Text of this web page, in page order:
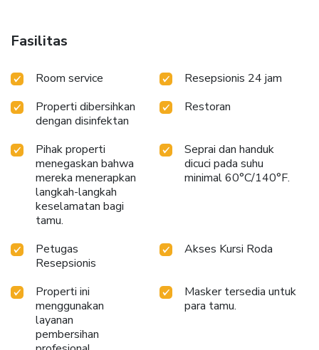
Fasilitas
Room service
Resepsionis 24 jam
Properti dibersihkan
dengan disinfektan
Restoran
Pihak properti
menegaskan bahwa
mereka menerapkan
langkah-langkah
keselamatan bagi
tamu.
Seprai dan handuk
dicuci pada suhu
minimal 60°C/140°F.
Petugas
Resepsionis
Akses Kursi Roda
Properti ini
menggunakan
layanan
pembersihan
Masker tersedia untuk
para tamu.